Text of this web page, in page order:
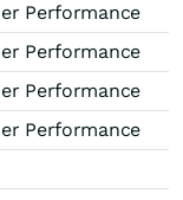
Performance
Performance
Performance
Performance